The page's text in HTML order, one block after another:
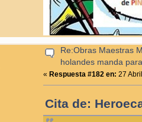
Re:Obras Maestras
holandes manda
«Respuesta #182 en: 27
Cita de: